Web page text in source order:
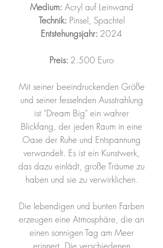
Medium: Acryl auf Leinwand
Technik: Pinsel, Spachtel
Entstehungsjahr: 2024
Preis: 2.500 Euro
Mit seiner beeindruckenden Größe
und seiner fesselnden Ausstrahlung
ist "Dream Big" ein wahrer
Blickfang, der jeden Raum in eine
Oase der Ruhe und Entspannung
verwandelt. Es ist ein Kunstwerk,
das dazu einlädt, große Träume zu
haben und sie zu verwirklichen.
Die lebendigen und bunten Farben
erzeugen eine Atmosphäre, die an
einen sonnigen Tag am Meer